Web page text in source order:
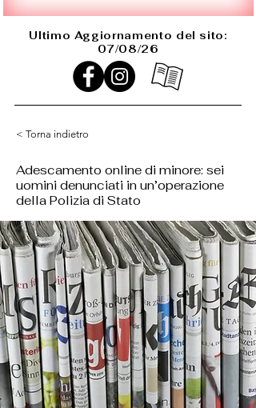
Ultimo Aggiornamento del sito:
07/08/26
< Torna indietro
Adescamento online di minore: sei
uomini denunciati in un’operazione
della Polizia di Stato